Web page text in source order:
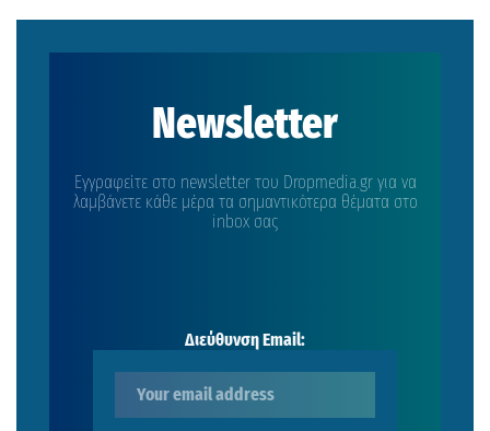
Newsletter
Εγγραφείτε στο newsletter του Dropmedia.gr για να
λαμβάνετε κάθε μέρα τα σημαντικότερα θέματα στο
inbox σας
Διεύθυνση Email: